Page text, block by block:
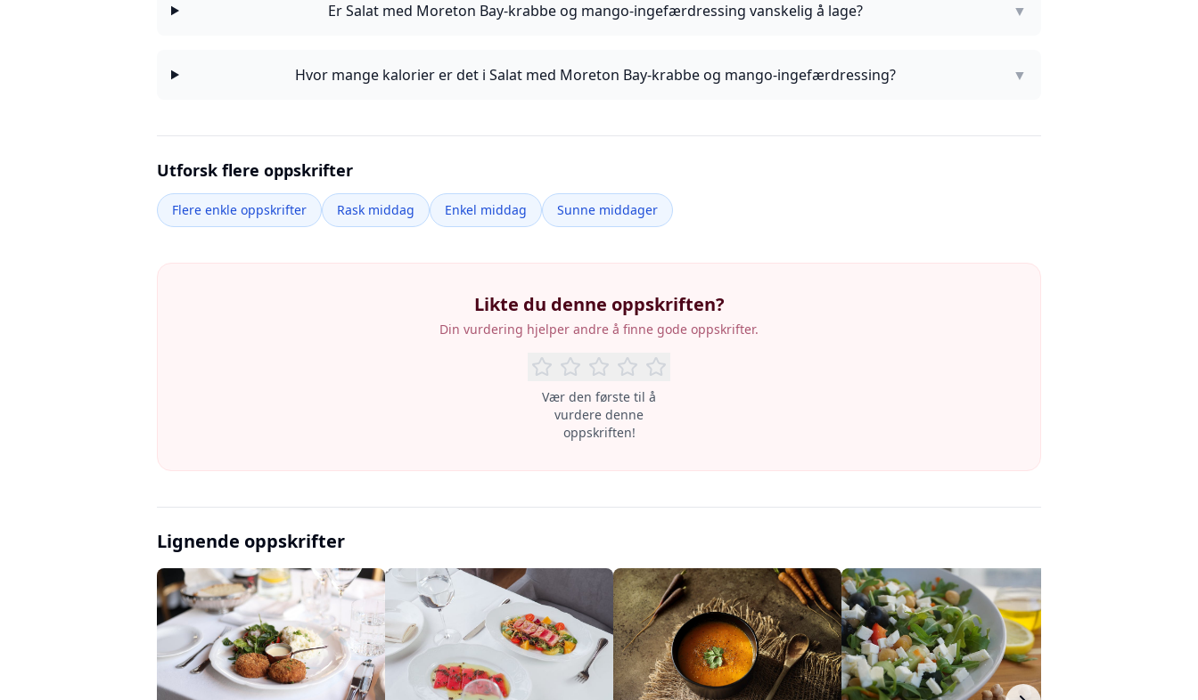
Er Salat med Moreton Bay-krabbe og mango-ingefærdressing vanskelig å lage? ▼
Hvor mange kalorier er det i Salat med Moreton Bay-krabbe og mango-ingefærdressing? ▼
Utforsk flere oppskrifter
Flere enkle oppskrifter Rask middag Enkel middag Sunne middager
Likte du denne oppskriften?
Din vurdering hjelper andre å finne gode oppskrifter.
Vær den første til å
vurdere denne
oppskriften!
Lignende oppskrifter